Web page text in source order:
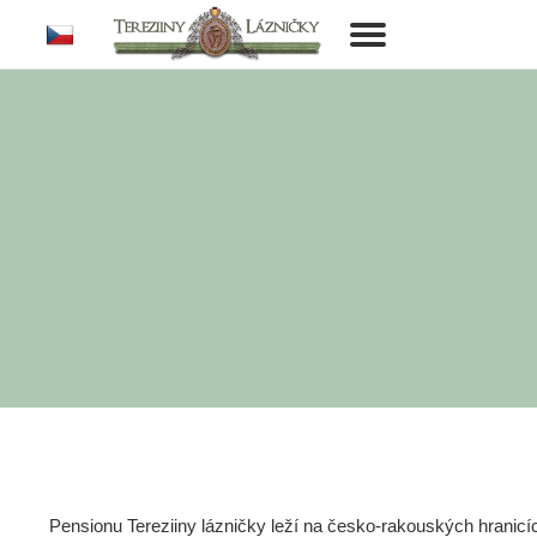
Toggle
Pensionu Tereziiny lázničky leží na česko-rakouských